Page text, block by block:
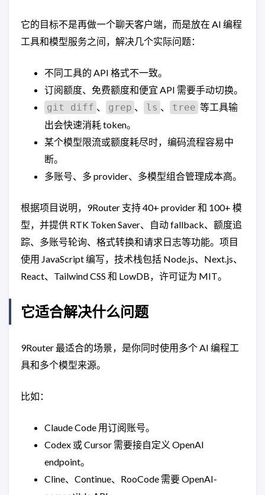
它的目标不是再做一个聊天客户端，而是放在 AI 编程
工具和模型服务之间，解决几个实际问题：
不同工具的 API 格式不一致。
订阅额度、免费额度和便宜 API 需要手动切换。
git diff 、 grep 、 ls 、 tree 等工具输
出会快速消耗 token。
某个模型限流或额度耗尽时，编码流程容易中
断。
多账号、多 provider、多模型组合管理成本高。
根据项目说明，9Router 支持 40+ provider 和 100+ 模
型，并提供 RTK Token Saver、自动 fallback、额度追
踪、多账号轮询、格式转换和请求日志等功能。项目
使用 JavaScript 编写，技术栈包括 Node.js、Next.js、
React、Tailwind CSS 和 LowDB，许可证为 MIT。
它适合解决什么问题
9Router 最适合的场景，是你同时使用多个 AI 编程工
具和多个模型来源。
比如：
Claude Code 用订阅账号。
Codex 或 Cursor 需要接自定义 OpenAI
endpoint。
Cline、Continue、RooCode 需要 OpenAI-